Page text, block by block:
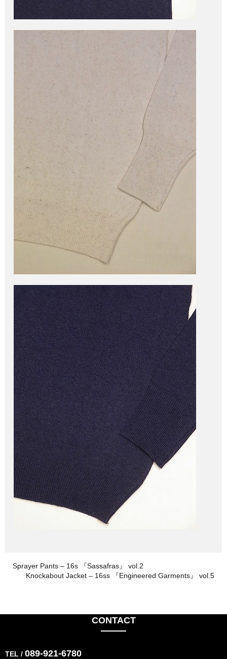
Sprayer Pants – 16s 『Sassafras』 vol.2
Knockabout Jacket – 16ss 『Engineered Garments』 vol.5
CONTACT
TEL / 089-921-6780